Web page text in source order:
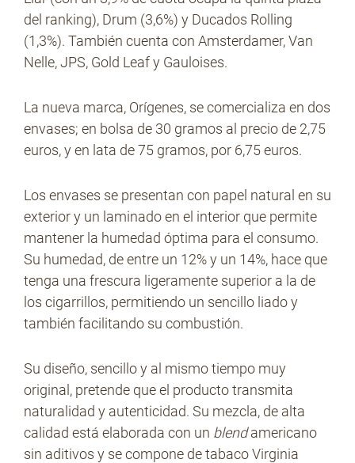
del ranking), Drum (3,6%) y Ducados Rolling
(1,3%). También cuenta con Amsterdamer, Van
Nelle, JPS, Gold Leaf y Gauloises.
La nueva marca, Orígenes, se comercializa en dos
envases; en bolsa de 30 gramos al precio de 2,75
euros, y en lata de 75 gramos, por 6,75 euros.
Los envases se presentan con papel natural en su
exterior y un laminado en el interior que permite
mantener la humedad óptima para el consumo.
Su humedad, de entre un 12% y un 14%, hace que
tenga una frescura ligeramente superior a la de
los cigarrillos, permitiendo un sencillo liado y
también facilitando su combustión.
Su diseño, sencillo y al mismo tiempo muy
original, pretende que el producto transmita
naturalidad y autenticidad. Su mezcla, de alta
calidad está elaborada con un blendamericano
sin aditivos y se compone de tabaco Virginia